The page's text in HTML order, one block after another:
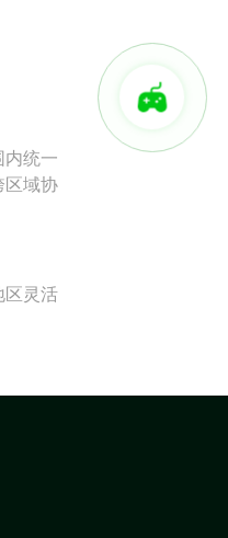
统一
区域协
区灵活